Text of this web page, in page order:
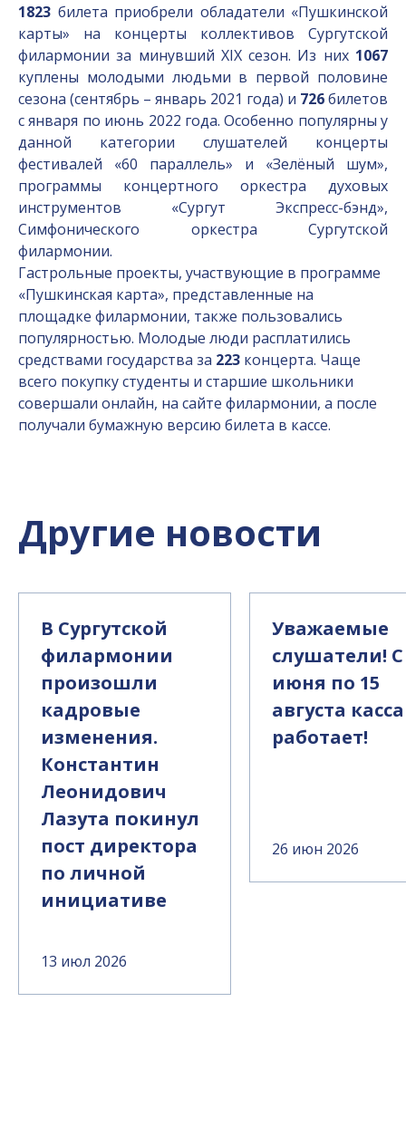
1823 билета приобрели обладатели «Пушкинской
карты» на концерты коллективов Сургутской
филармонии за минувший XIX сезон. Из них 1067
куплены молодыми людьми в первой половине
сезона (сентябрь – январь 2021 года) и 726билетов
с января по июнь 2022 года. Особенно популярны у
данной категории слушателей концерты
фестивалей «60 параллель» и «Зелёный шум»,
программы концертного оркестра духовых
инструментов «Сургут Экспресс-бэнд»,
Симфонического оркестра Сургутской
филармонии.
Гастрольные проекты, участвующие в программе
«Пушкинская карта», представленные на
площадке филармонии, также пользовались
популярностью. Молодые люди расплатились
средствами государства за 223 концерта. Чаще
всего покупку студенты и старшие школьники
совершали онлайн, на сайте филармонии, а после
получали бумажную версию билета в кассе.
Другие новости
В Сургутской
филармонии
произошли
кадровые
изменения.
Константин
Леонидович
Лазута покинул
пост директора
по личной
инициативе
13 июл 2026
Уважаемые
слушатели! С
июня по 15
августа
работает!
26 июн 2026